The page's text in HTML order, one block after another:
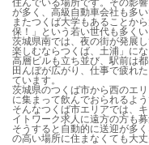
住んでいる場所です。その影
が多く、高級自動車会社も多い
またつくば大学もあることか
保！」という若い世代も多くい
茨城県南では、夜の街が発展
楽しむならつくば、土浦」にな
高層ビルも立ち並び、駅前は
田んぼが広がり、仕事で疲れ
ています。
茨城県のつくば市から西のエ
に集まって飲んでおられるよう
そんなつくば市エリアでは、
イトワーク求人に遠方の方も募
そうすると自動的に送迎が多
の高い場所に住まなくても大丈